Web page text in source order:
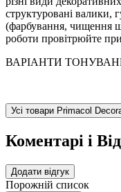
структуровані валики,
(фарбування, чищення
роботи провітрюйте
ВАРІАНТИ
Усі товари Primacol
Коментарі і
Додати відгук
Порожній список